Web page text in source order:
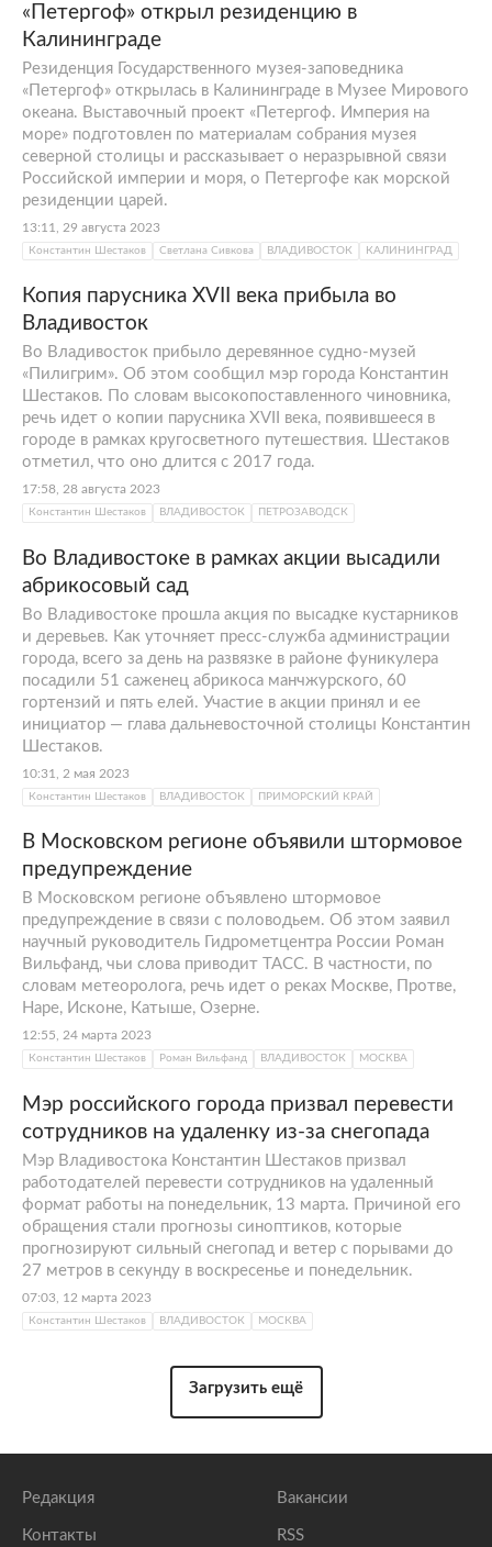
«Петергоф» открыл резиденцию в
Калининграде
Резиденция Государственного музея-заповедника
«Петергоф» открылась в Калининграде в Музее Мирового
океана. Выставочный проект «Петергоф. Империя на
море» подготовлен по материалам собрания музея
северной столицы и рассказывает о неразрывной связи
Российской империи и моря, о Петергофе как морской
резиденции царей.
13:11, 29 августа 2023
Константин Шестаков Светлана Сивкова ВЛАДИВОСТОК КАЛИНИНГРАД
Копия парусника XVII века прибыла во
Владивосток
Во Владивосток прибыло деревянное судно-музей
«Пилигрим». Об этом сообщил мэр города Константин
Шестаков. По словам высокопоставленного чиновника,
речь идет о копии парусника XVII века, появившееся в
городе в рамках кругосветного путешествия. Шестаков
отметил, что оно длится с 2017 года.
17:58, 28 августа 2023
Константин Шестаков ВЛАДИВОСТОК ПЕТРОЗАВОДСК
Во Владивостоке в рамках акции высадили
абрикосовый сад
Во Владивостоке прошла акция по высадке кустарников
и деревьев. Как уточняет пресс-служба администрации
города, всего за день на развязке в районе фуникулера
посадили 51 саженец абрикоса манчжурского, 60
гортензий и пять елей. Участие в акции принял и ее
инициатор — глава дальневосточной столицы Константин
Шестаков.
10:31, 2 мая 2023
Константин Шестаков ВЛАДИВОСТОК ПРИМОРСКИЙ КРАЙ
В Московском регионе объявили штормовое
предупреждение
В Московском регионе объявлено штормовое
предупреждение в связи с половодьем. Об этом заявил
научный руководитель Гидрометцентра России Роман
Вильфанд, чьи слова приводит ТАСС. В частности, по
словам метеоролога, речь идет о реках Москве, Протве,
Наре, Исконе, Катыше, Озерне.
12:55, 24 марта 2023
Константин Шестаков Роман Вильфанд ВЛАДИВОСТОК МОСКВА
Мэр российского города призвал перевести
сотрудников на удаленку из-за снегопада
Мэр Владивостока Константин Шестаков призвал
работодателей перевести сотрудников на удаленный
формат работы на понедельник, 13 марта. Причиной его
обращения стали прогнозы синоптиков, которые
прогнозируют сильный снегопад и ветер с порывами до
27 метров в секунду в воскресенье и понедельник.
07:03, 12 марта 2023
Константин Шестаков ВЛАДИВОСТОК МОСКВА
Загрузить ещё
Редакция
Контакты
Вакансии
RSS